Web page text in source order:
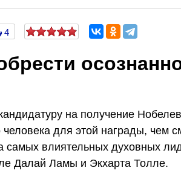
4
на получение
для этой награды, чем
самых влиятельных духовных
Далай Ламы и Экхарта Толле.